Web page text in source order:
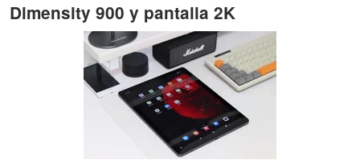
Dimensity 900 y pantalla 2K